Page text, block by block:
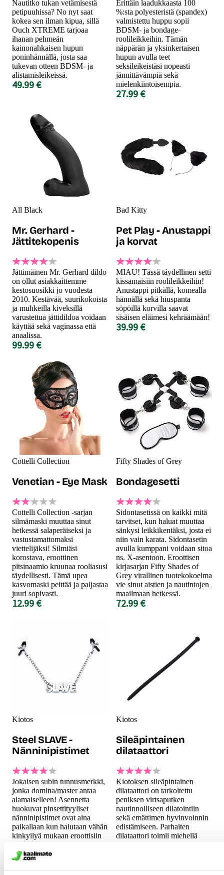
Nautitko tukan vetämisestä
petipuuhissa? No nyt saat
kokea sen ilman kipua, sillä
Ouch XTREME tarjoaa
ihanan pehmeän
kainonahkaisen hupun
poninhännällä, josta saa
tukevan otteen BDSM- ja
alistamisleikeissä.
49.99 €
Erittäin laadukkaasta 100
%:sta polyesteristä (spandex)
valmistettu huppu sopii
BDSM- ja bondage-
roolileikkeihin. Tämän
näppärän ja yksinkertaisen
hupun avulla teet
seksileikeistäsi nopeasti
jännittävämpiä sekä
mielenkiintoisempia.
27.99 €
All Black
Mr. Gerhard -
Jättitekopenis
Jättimäinen Mr. Gerhard dildo
on ollut asiakkaittemme
kestosuosikki jo vuodesta
2010. Kestävää, suurikokoista
ja muhkeilla kiveksillä
varustettua jättidildoa voidaan
käyttää sekä vaginassa että
anaalissa.
99.99 €
Bad Kitty
Pet Play - Anustappi
ja korvat
MIAU! Tässä täydellinen setti
kissamaisiin roolileikkeihin!
Anustappi pitkällä, komealla
hännällä sekä hiuspanta
söpöillä korvilla saavat
sisäisen eläimesi kehräämään!
39.99 €
Cottelli Collection
Venetian - Eye Mask
Cottelli Collection -sarjan
silmämaski muuttaa sinut
hetkessä salaperäiseksi ja
vastustamattomaksi
viettelijäksi! Silmiäsi
korostava, eroottinen
pitsinaamio kruunaa rooliasusi
täydellisesti. Tämä upea
kasvomaski peittää ja paljastaa
juuri sopivasti.
12.99 €
Fifty Shades of Grey
Bondagesetti
Sidontasetissä on kaikki mitä
tarvitset, kun haluat muuttaa
sänkysi leikkikentäksi, josta ei
niin vain karata. Sidontasetin
avulla kumppani voidaan sitoa
ns. X-asentoon. Eroottisen
kirjasarjan Fifty Shades of
Grey virallinen tuotekokoelma
vie sinut aistien ja nautintojen
maailmaan hetkessä.
72.99 €
Kiotos
Steel SLAVE -
Nänninipistimet
Jokaisen subin tunnusmerkki,
jonka domina/master antaa
alamaiselleen! Asennetta
huokuvat pinsettityyliset
nänninipistimet ovat aina
paikallaan kun halutaan vähän
kinkyilyä mukaan eroottisiin
16.99 €
Kiotos
Sileäpintainen
dilataattori
Kiotoksen sileäpintainen
dilataattori on tarkoitettu
peniksen virtsaputken
nautinnolliseen dilatointiin
sekä emättimen hyvinvoinnin
edistämiseen. Parhaiten
dilataattori toimii miehellä